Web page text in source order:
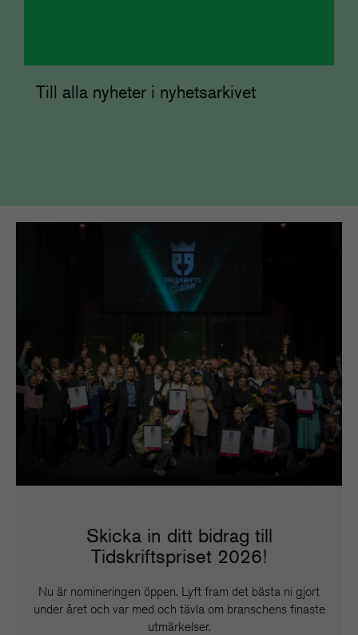
Till alla nyheter i nyhetsarkivet
Skicka in ditt bidrag till
Tidskriftspriset 2026!
Nu är nomineringen öppen. Lyft fram det bästa ni gjort
under året och var med och tävla om branschens finaste
utmärkelser.